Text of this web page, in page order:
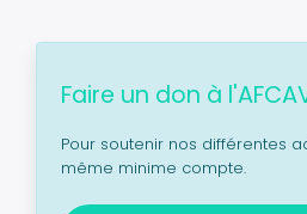
Faire un don à
Pour soutenir nos différentes
même minime compte.